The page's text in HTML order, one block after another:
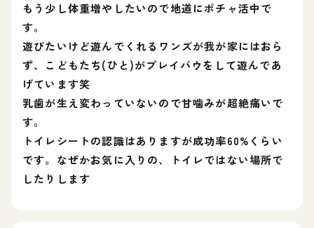
もう少し体重増やしたいので地道にポチャ活中で
す。
遊びたいけど遊んでくれるワンズが我が家にはおら
ず、こどもたち(ひと)がプレイバウをして遊んであ
げています笑
乳歯が生え変わっていないので甘噛みが超絶痛いで
す。
トイレシートの認識はありますが成功率60%くらい
です。なぜかお気に入りの、トイレではない場所で
したりします